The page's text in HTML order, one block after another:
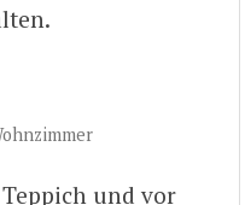
und vor